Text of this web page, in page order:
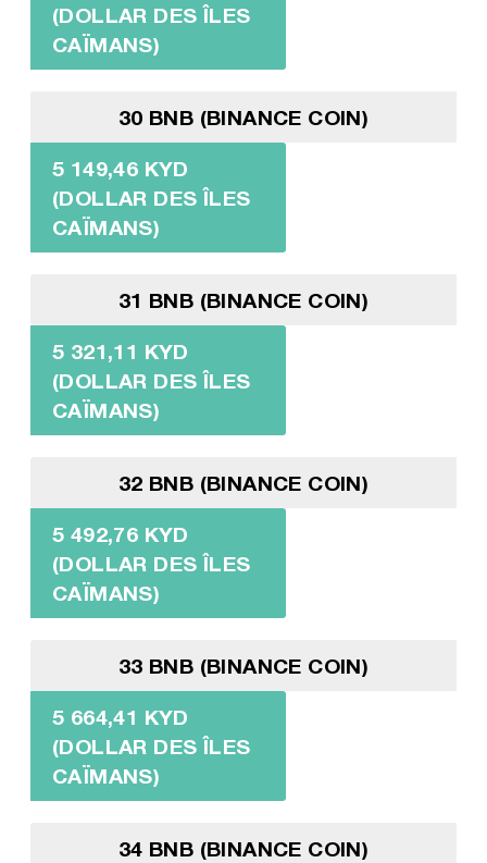
(DOLLAR DES ÎLES
CAÏMANS)
30 BNB (BINANCE COIN)
5 149,46 KYD
(DOLLAR DES ÎLES
CAÏMANS)
31 BNB (BINANCE COIN)
5 321,11 KYD
(DOLLAR DES ÎLES
CAÏMANS)
32 BNB (BINANCE COIN)
5 492,76 KYD
(DOLLAR DES ÎLES
CAÏMANS)
33 BNB (BINANCE COIN)
5 664,41 KYD
(DOLLAR DES ÎLES
CAÏMANS)
34 BNB (BINANCE COIN)